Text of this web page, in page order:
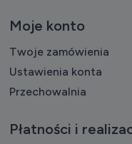
Moje konto
Twoje zamówienia
Ustawienia konta
Przechowalnia
Płatności i